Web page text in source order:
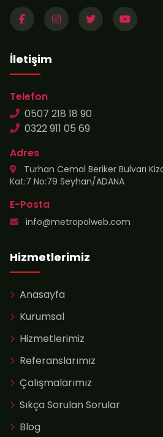
İletişim
Telefon
0507 218 18 90
0322 911 05 69
Adres
Turhan Cemal Beriker Bulvarı
Kat:7 No:79 Seyhan/ADANA
E-Posta
info@metropolweb.com
Hizmetlerimiz
Anasayfa
Kurumsal
Hizmetlerimiz
Referanslarımız
Çalışmalarımız
Sıkça Sorulan Sorular
Blog